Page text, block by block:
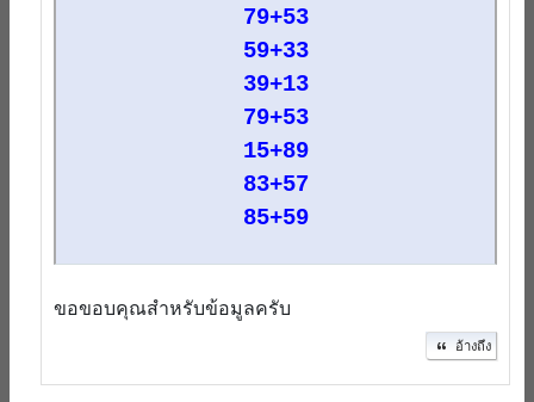
79+53
59+33
39+13
79+53
15+89
83+57
85+59
ขอขอบคุณสำหรับข้อมูลครับ
อ้างถึง